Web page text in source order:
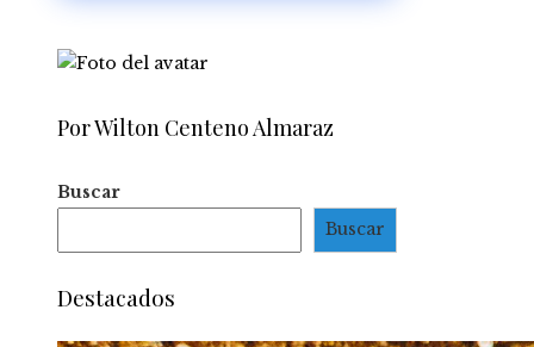
Por Wilton Centeno Almaraz
Buscar
Buscar
Destacados